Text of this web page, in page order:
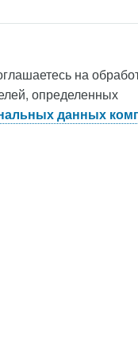
на
определенных
данных